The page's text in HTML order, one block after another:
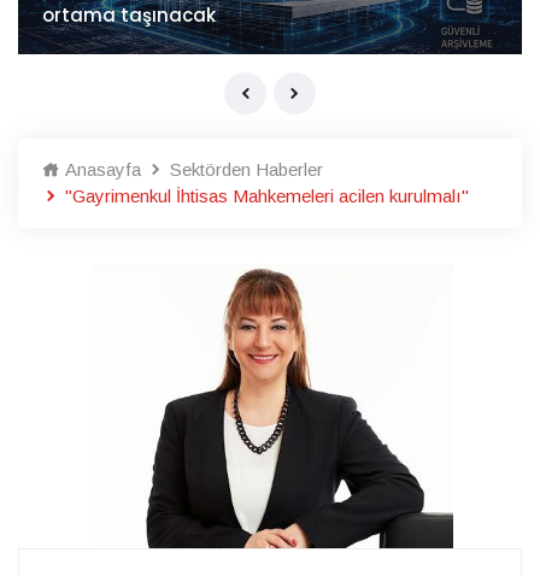
ortama taşınacak
Anasayfa
Sektörden Haberler
"Gayrimenkul İhtisas Mahkemeleri acilen kurulmalı"